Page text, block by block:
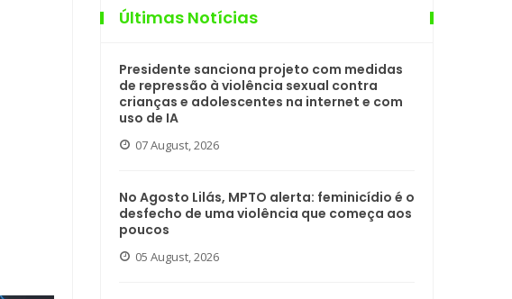
Últimas Notícias
Presidente sanciona projeto com medidas
de repressão à violência sexual contra
crianças e adolescentes na internet e com
uso de IA
07 August, 2026
No Agosto Lilás, MPTO alerta: feminicídio é o
desfecho de uma violência que começa aos
poucos
05 August, 2026